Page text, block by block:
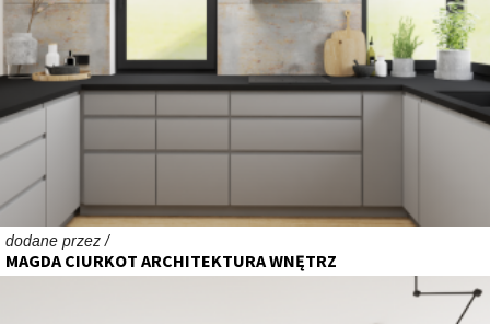
dodane przez /
MAGDA CIURKOT ARCHITEKTURA WNĘTRZ